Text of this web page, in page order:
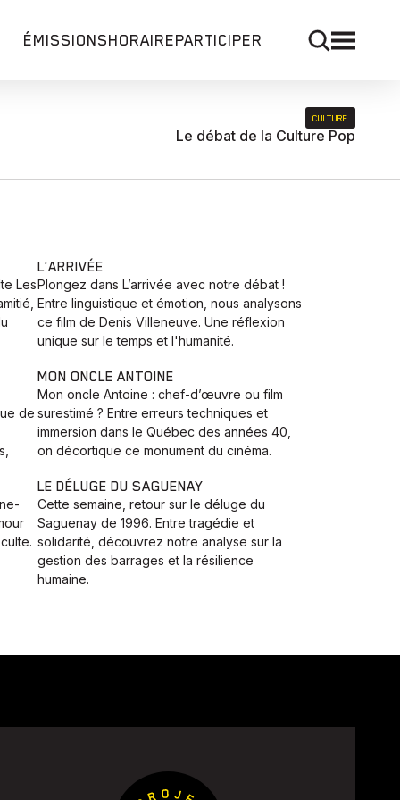
ÉMISSIONSHORAIREPARTICIPER
CULTURE
Le débat de la Culture Pop
Les
L'ARRIVÉE
Plongez dans L’arrivée avec notre débat !
Entre linguistique et émotion, nous analysons
ce film de Denis Villeneuve. Une réflexion
unique sur le temps et l'humanité.
de
MON ONCLE ANTOINE
Mon oncle Antoine : chef-d’œuvre ou film
surestimé ? Entre erreurs techniques et
immersion dans le Québec des années 40,
on décortique ce monument du cinéma.
LE DÉLUGE DU SAGUENAY
Cette semaine, retour sur le déluge du
Saguenay de 1996. Entre tragédie et
solidarité, découvrez notre analyse sur la
gestion des barrages et la résilience
humaine.